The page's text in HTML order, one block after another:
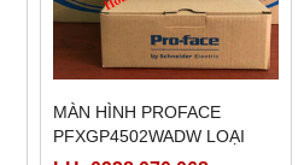
MÀN HÌNH PROFACE
PFXGP4502WADW LOẠI
10INCH